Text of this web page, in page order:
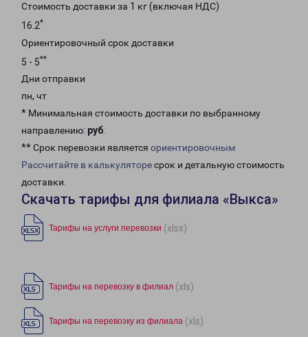
Стоимость доставки за 1 кг (включая НДС)
16.2*
Ориентировочный срок доставки
5 - 5**
Дни отправки
пн, чт
* Минимальная стоимость доставки по выбранному
направлению: руб.
** Срок перевозки является ориентировочным
Рассчитайте в калькуляторесрок и детальную стоимость
доставки.
Скачать тарифы для филиала «Выкса»
Тарифы на услуги перевозки (xlsx)
Тарифы на перевозку в филиал (xls)
Тарифы на перевозку из филиала (xls)